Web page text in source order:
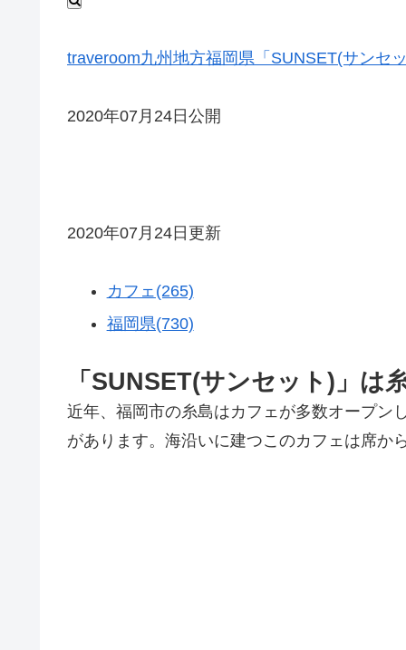
traveroom九州地方福岡県 「SUNSET(サンセ
2020年07月24日公開
2020年07月24日更新
カフェ(265)
福岡県(730)
「SUNSET(サンセット)」は
近年、福岡市の糸島はカフェが多数オープン
があります。海沿いに建つこのカフェは席か